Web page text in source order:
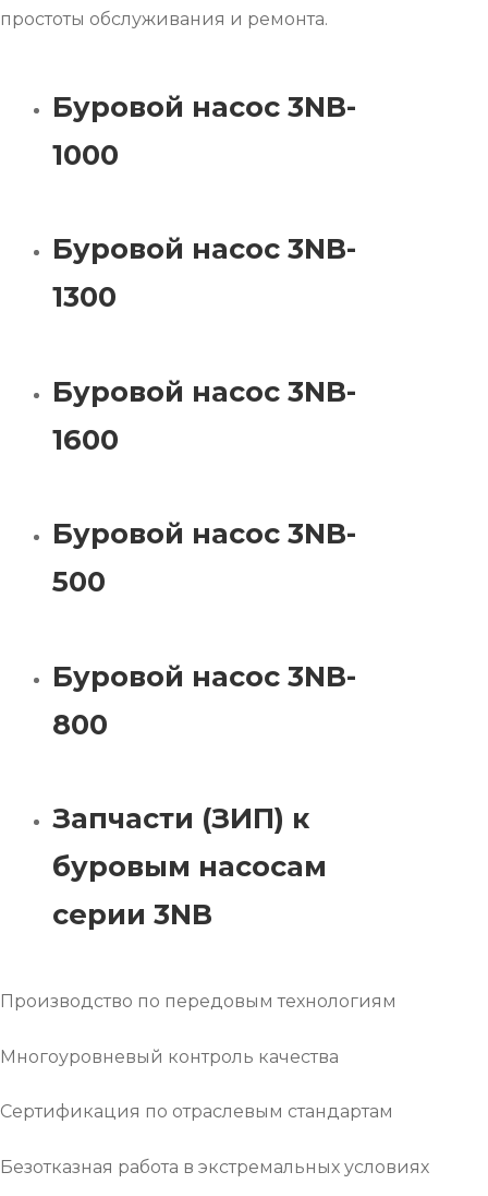
простоты обслуживания и ремонта.
Буровой насос 3NB-
1000
Буровой насос 3NB-
1300
Буровой насос 3NB-
1600
Буровой насос 3NB-
500
Буровой насос 3NB-
800
Запчасти (ЗИП) к
буровым насосам
серии 3NB
Производство по передовым технологиям
Многоуровневый контроль качества
Сертификация по отраслевым стандартам
Безотказная работа в экстремальных условиях